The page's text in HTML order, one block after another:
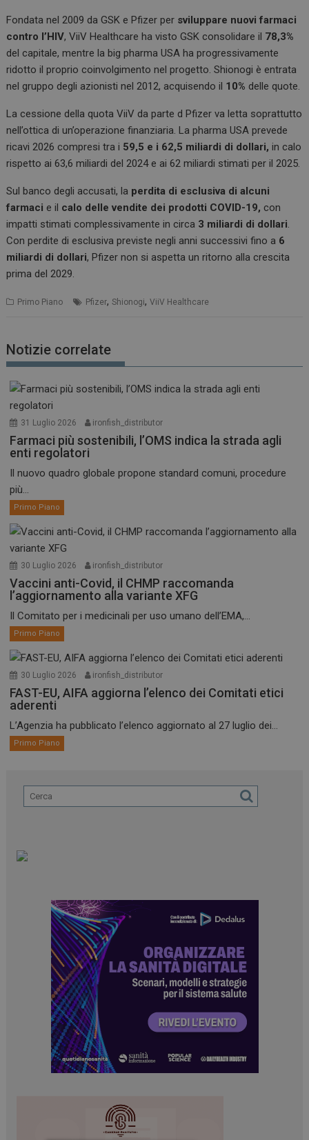
Fondata nel 2009 da GSK e Pfizer per sviluppare nuovi farmaci
contro l’HIV, ViiV Healthcare ha visto GSK consolidare il 78,3%
del capitale, mentre la big pharma USA ha progressivamente
ridotto il proprio coinvolgimento nel progetto. Shionogi è entrata
nel gruppo degli azionisti nel 2012, acquisendo il 10% delle quote.
La cessione della quota ViiV da parte d Pfizer va letta soprattutto
nell’ottica di un’operazione finanziaria. La pharma USA prevede
ricavi 2026 compresi tra i 59,5 e i 62,5 miliardi di dollari, in calo
rispetto ai 63,6 miliardi del 2024 e ai 62 miliardi stimati per il 2025.
Sul banco degli accusati, la perdita di esclusiva di alcuni
farmaci e il calo delle vendite dei prodotti COVID-19, con
impatti stimati complessivamente in circa 3 miliardi di dollari.
Con perdite di esclusiva previste negli anni successivi fino a 6
miliardi di dollari, Pfizer non si aspetta un ritorno alla crescita
prima del 2029.
Primo Piano Pfizer,Shionogi,ViiV Healthcare
Notizie correlate
31 Luglio 2026 ironfish_distributor
Farmaci più sostenibili, l’OMS indica la strada agli
enti regolatori
Il nuovo quadro globale propone standard comuni, procedure
più...
Primo Piano
30 Luglio 2026 ironfish_distributor
Vaccini anti-Covid, il CHMP raccomanda
l’aggiornamento alla variante XFG
Il Comitato per i medicinali per uso umano dell’EMA,...
Primo Piano
30 Luglio 2026 ironfish_distributor
FAST-EU, AIFA aggiorna l’elenco dei Comitati etici
aderenti
L’Agenzia ha pubblicato l’elenco aggiornato al 27 luglio dei...
Primo Piano